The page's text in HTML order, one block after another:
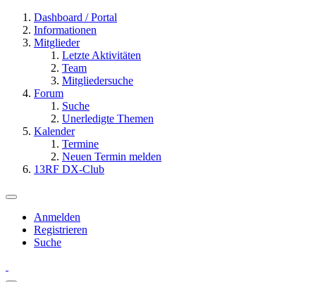
Dashboard / Portal
Informationen
Mitglieder
Letzte Aktivitäten
Team
Mitgliedersuche
Forum
Suche
Unerledigte Themen
Kalender
Termine
Neuen Termin melden
13RF DX-Club
Anmelden
Registrieren
Suche